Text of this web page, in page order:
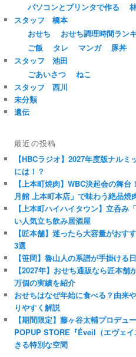
パソコンとプリンタで作る
スタッフ 橋本
おせち
おせち調理時間ラン
ご飯
タレ マンガ
豚丼
スタッフ 池田
ごあいさつ
ねこ
スタッフ 西川
未分類
遺伝
最近の投稿
【HBCラジオ】2027年度版ナル
には！？
【上本町焼肉】WBC決起会の舞
月館 上本町本店」で味わう絶品焼
【上本町ハイハイタウン】立呑み
い人気立ち飲み居酒屋
【匠本舗】迷ったら大容量がおす
3選
【笹岡】魯山人の系譜が手掛ける
【2027年】おせち通販なら匠本
万個の実績を紹介
おせちはなぜ年始に食べる？由来
りやすく解説
【期間限定】藤ヶ谷太輔プロデュ
POPUP STORE『Éveil（エヴェ
きる特別な空間